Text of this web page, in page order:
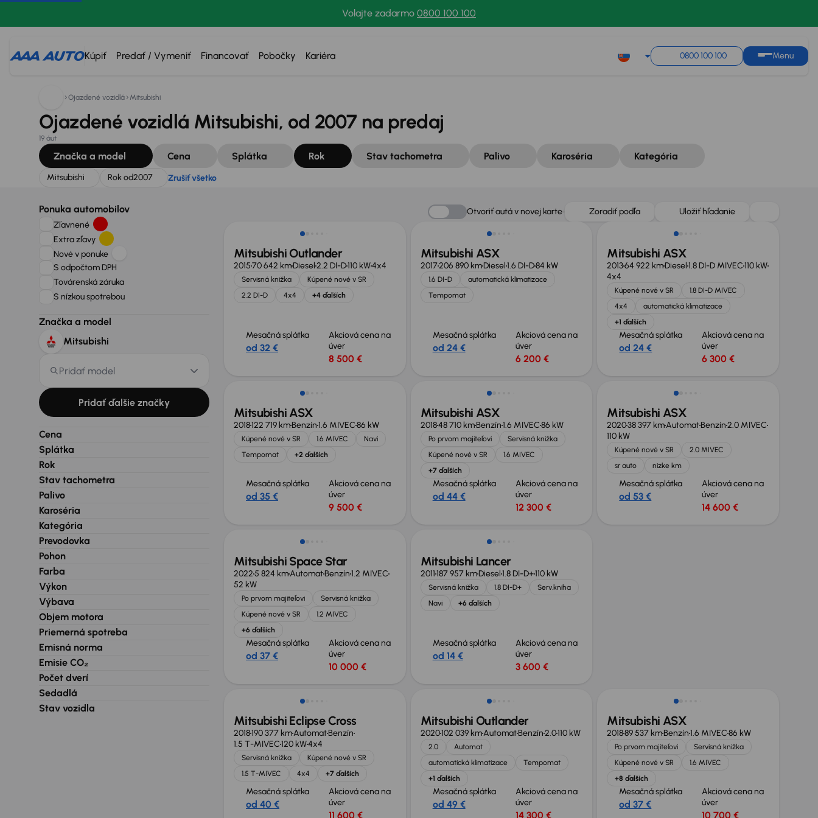
Volajte zadarmo 0800 100 100
Kúpiť Predať / Vymeniť Financovať Pobočky Kariéra 0800 100 100 Menu
Hľadáte: Zrušiť všetko
Ojazdené vozidlá Mitsubishi
Ojazdené vozidlá Mitsubishi, od 2007 na predaj
19 áut
Značka a model Cena Splátka Rok Stav tachometra Palivo Karoséria Kategória
Mitsubishi Rok od2007 Zrušiť všetko
Ponuka automobilov
Zľavnené
Extra zľavy
Nové v ponuke
S odpočtom DPH
Továrenská záruka
S nízkou spotrebou
Značka a model
Mitsubishi
Pridať model
Pridať ďalšie značky
Cena
Splátka
Rok
Stav tachometra
Palivo
Karoséria
Kategória
Prevodovka
Pohon
Farba
Výkon
Výbava
Objem motora
Priemerná spotreba
Emisná norma
Emisie CO₂
Počet dverí
Sedadlá
Stav vozidla
Otvoriť autá v novej karte Zoradiť podľa Uložiť hľadanie
Mitsubishi Outlander
201570 642 kmDiesel2.2 DI-D110 kW4x4
Servisná knižka
Kúpené nové v SR
2.2 DI-D
4x4 +4 ďalších
Mesačná splátka
od 32 €
Akciová cena na
úver
8 500 €
Nové v ponuke
Mitsubishi ASX
2017206 890 kmDiesel1.6 DI-D84 kW
1.6 DI-D
automatická klimatizace
Tempomat
Mesačná splátka
od 24 €
Akciová cena na
úver
6 200 €
Mitsubishi ASX
201364 922 kmDiesel1.8 DI-D MIVEC110 kW
4x4
Kúpené nové v SR
1.8 DI-D MIVEC
4x4
automatická klimatizace
+1 ďalších
Mesačná splátka
od 24 €
Akciová cena na
úver
6 300 €
Mitsubishi ASX
2018122 719 kmBenzín1.6 MIVEC86 kW
Kúpené nové v SR 1.6 MIVEC
Navi
Tempomat
+2 ďalších
Mesačná splátka
od 35 €
Akciová cena na
úver
9 500 €
Mitsubishi ASX
201848 710 kmBenzín1.6 MIVEC86 kW
Po prvom majiteľovi
Servisná knižka
Kúpené nové v SR
1.6 MIVEC
+7 ďalších
Mesačná splátka
od 44 €
Akciová cena na
úver
12 300 €
Mitsubishi ASX
202038 397 kmAutomatBenzín2.0 MIVEC
110 kW
Kúpené nové v SR
2.0 MIVEC
sr auto
nizke km
Mesačná splátka
od 53 €
Akciová cena na
úver
14 600 €
Mitsubishi Space Star
20225 824 kmAutomatBenzín1.2 MIVEC
52 kW
Po prvom majiteľovi
Servisná knižka
Kúpené nové v SR
1.2 MIVEC
+6 ďalších
Mesačná splátka
od 37 €
Akciová cena na
úver
10 000 €
Mitsubishi Lancer
2011187 957 kmDiesel1.8 DI-D+110 kW
Servisná knižka 1.8 DI-D+
Serv.kniha
Navi
+6 ďalších
Mesačná splátka
od 14 €
Akciová cena na
úver
3 600 €
Mitsubishi Eclipse Cross
2018190 377 kmAutomatBenzín
1.5 T-MIVEC120 kW4x4
Servisná knižka
Kúpené nové v SR
1.5 T-MIVEC
4x4 +7 ďalších
Mesačná splátka
od 40 €
Akciová cena na
úver
11 600 €
Mitsubishi Outlander
2020102 039 kmAutomatBenzín2.0110 kW
2.0
Automat
automatická klimatizace
Tempomat
+1 ďalších
Mesačná splátka
od 49 €
Akciová cena na
úver
14 300 €
Mitsubishi ASX
201889 537 kmBenzín1.6 MIVEC86 kW
Po prvom majiteľovi
Servisná knižka
Kúpené nové v SR
1.6 MIVEC
+8 ďalších
Mesačná splátka
od 37 €
Akciová cena na
úver
10 700 €